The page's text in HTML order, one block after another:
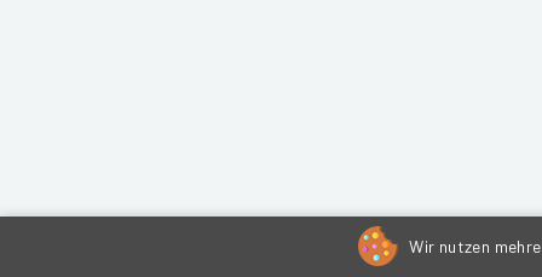
Wir nutzen